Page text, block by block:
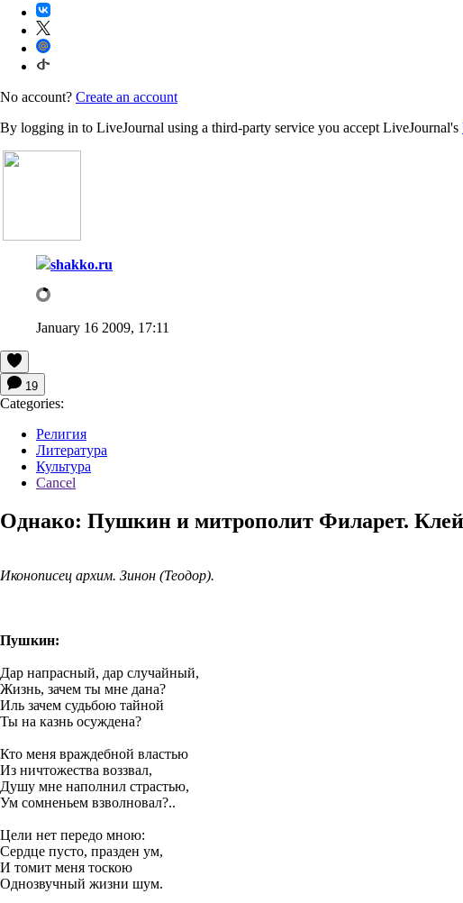
No account? Create an account
By logging in to LiveJournal using a third-party service you accept LiveJournal's
shakko.ru
January 16 2009, 17:11
19
Categories:
Религия
Литература
Культура
Cancel
Однако: Пушкин и митрополит Филарет.
Иконописец архим. Зинон (Теодор).
Пушкин:
Дар напрасный, дар случайный,
Жизнь, зачем ты мне дана?
Иль зачем судьбою тайной
Ты на казнь осуждена?
Кто меня враждебной властью
Из ничтожества воззвал,
Душу мне наполнил страстью,
Ум сомненьем взволновал?..
Цели нет передо мною:
Сердце пусто, празден ум,
И томит меня тоскою
Однозвучный жизни шум.